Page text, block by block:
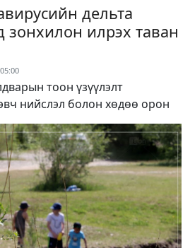
дельта
зонхилон илрэх таван
тоон үзүүлэлт
нийслэл болон хөдөө орон